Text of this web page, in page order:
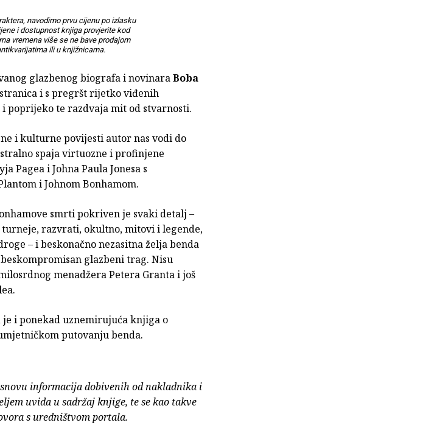
navodimo prvu cijenu po izlasku
i dostupnost knjiga provjerite kod
vremena više se ne bave prodajom
ili u knjižnicama.
glazbenog biografa i novinaraBoba
i s pregršt rijetko viđenih
poprijeko te razdvaja mit od stvarnosti.
i kulturne povijesti autor nas vodi do
spaja virtuozne i profinjene
Pagea i Johna Paula Jonesa s
i Johnom Bonhamom.
smrti pokriven je svaki detalj –
razvrati, okultno, mitovi i legende,
– i beskonačno nezasitna želja benda
glazbeni trag. Nisu
menadžera Petera Granta i još
i ponekad uznemirujuća knjiga o
putovanju benda.
informacija dobivenih od nakladnika i
uvida u sadržaj knjige, te se kao takve
s uredništvom portala.